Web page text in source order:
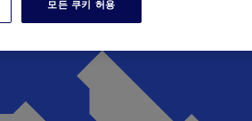
모든 쿠키 허용